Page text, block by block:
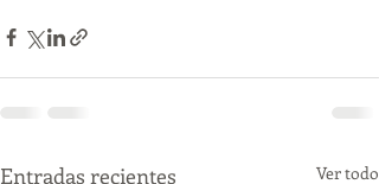
Entradas recientes Ver todo